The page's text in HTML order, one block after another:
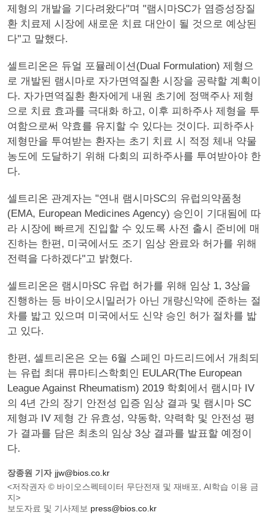
제형의 개발을 기다려왔다"며 "램시마SC가 염증성장질
환 치료제 시장에 새로운 치료 대안이 될 것으로 예상된
다"고 말했다.
셀트리온은 듀얼 포뮬레이션(Dual Formulation) 제형으
로 개발된 램시마로 자가면역질환 시장을 공략할 계획이
다. 자가면역질환 환자에게 내원 초기에 정맥주사 제형
으로 치료 효과를 극대화 하고, 이후 피하주사 제형을 투
여함으로써 약효를 유지할 수 있다는 것이다. 피하주사
제형만을 투여받는 환자는 초기 치료 시 적정 체내 약물
농도에 도달하기 위해 다회의 피하주사를 투여받아야 한
다.
셀트리온 관계자는 "연내 램시마SC의 유럽의약품청
(EMA, European Medicines Agency) 승인이 기대됨에 따
라 시장에 빠르게 진입할 수 있도록 사전 출시 준비에 매
진하는 한편, 미국에서도 조기 임상 완료와 허가를 위해
전력을 다하겠다"고 밝혔다.
셀트리온은 램시마SC 유럽 허가를 위해 임상 1, 3상을
진행하는 등 바이오시밀러가 아닌 개량신약에 준하는 절
차를 밟고 있으며 미국에서도 신약 승인 허가 절차를 밟
고 있다.
한편, 셀트리온은 오는 6월 스페인 마드리드에서 개최되
는 유럽 최대 류마티스학회인 EULAR(The European
League Against Rheumatism) 2019 학회에서 램시마 IV
의 4년 간의 장기 안전성 입증 임상 결과 및 램시마 SC
제형과 IV 제형 간 유효성, 약동학, 약력학 및 안전성 평
가 결과를 담은 최초의 임상 3상 결과를 발표할 예정이
다.
장종원 기자 jjw@bios.co.kr
<저작권자 © 바이오스펙테이터 무단전재 및 재배포, AI학습 이용 금
지>
보도자료 및 기사제보 press@bios.co.kr